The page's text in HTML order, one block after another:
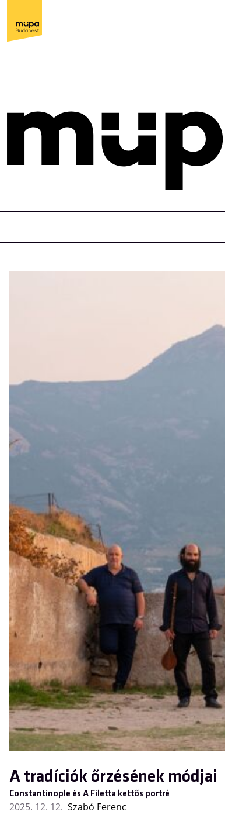
A tradíciók őrzésének módjai
Constantinople és A Filetta kettős portré
2025. 12. 12. Szabó Ferenc